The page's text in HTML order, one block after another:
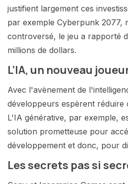
justifient largement ces
par exemple Cyberpunk 2077,
controversé, le jeu a rapporté
millions de dollars.
L’IA, un nouveau
Avec l'avènement de
développeurs espèrent réduire
L'IA générative, par exemple,
solution prometteuse pour
développement et donc, pour
Les secrets pas si